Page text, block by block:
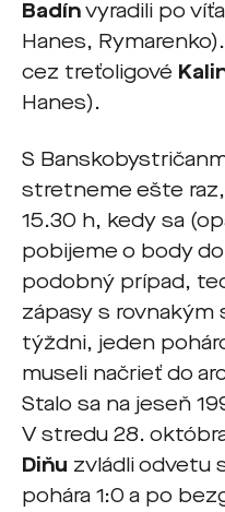
Badínvyradili po
Hanes,
cez treťoligové
Hanes).
S
stretneme ešte
15.30 h, kedy sa
pobijeme o body
podobný prípad,
zápasy s
týždni, jeden
museli načrieť do
Stalo sa na jeseň
V stredu 28.
Diňu zvládli odvetu
pohára 1:0 a po